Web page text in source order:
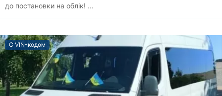
до постановки на облік! ...
С VIN-кодом